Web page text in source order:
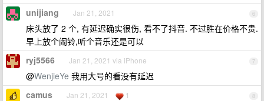
6
unijiang Jan 21, 2021
床头放了 2 个, 有延迟确实很伤, 看不了抖音. 不过胜在价格不贵.
早上放个闹铃,听个音乐还是可以
7
ryj5566 Jan 21, 2021 via iPhone
@WenjieYe 我用大号的看没有延迟
8
camus Jan 21, 2021 1